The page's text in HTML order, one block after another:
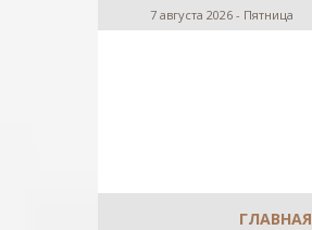
7 августа 2026 - Пятница
ГЛАВНАЯ